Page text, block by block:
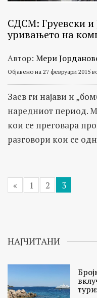
СДСМ: Груевски и
уривањето на
Автор: Мери
Објавено на 27 февруари 2015
Заев ги најави и
наредниот период.
кои се преговара
разговори кои се
« 1 2 3
НАЈЧИТАНИ